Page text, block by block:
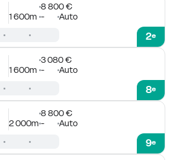
8 800 €
1 600m - Auto
2e
3 080 €
1 600m - Auto
8e
8 800 €
2 000m - Auto
9e